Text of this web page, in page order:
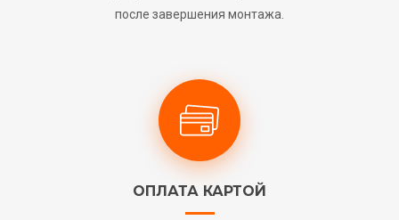
после завершения монтажа.
ОПЛАТА КАРТОЙ